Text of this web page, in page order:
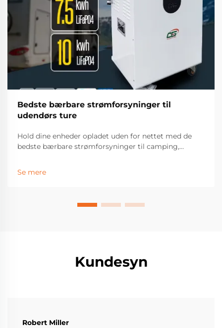
Bedste bærbare strømforsyninger til
udendørs ture
Hold dine enheder opladet uden for nettet med de
bedste bærbare strømforsyninger til camping,
udendørs entusiaster stoler på. Find din perfekte
Se mere
Kundesyn
Robert Miller